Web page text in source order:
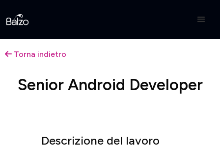
 Torna indietro
Senior Android Developer
Descrizione del lavoro